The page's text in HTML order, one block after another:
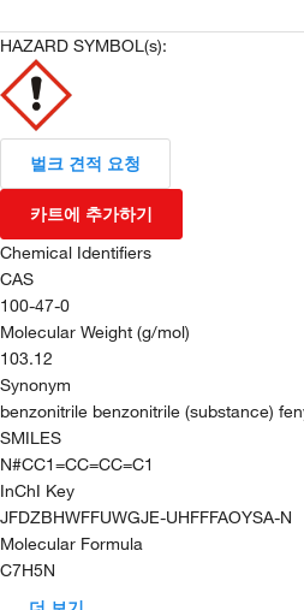
HAZARD SYMBOL(s):
벌크 견적 요청
카트에 추가하기
Chemical Identifiers
CAS
100-47-0
Molecular Weight (g/mol)
103.12
Synonym
benzonitrile benzonitrile (substance)
SMILES
N#CC1=CC=CC=C1
InChI Key
JFDZBHWFFUWGJE-UHFFFAOYSA-N
Molecular Formula
C7H5N